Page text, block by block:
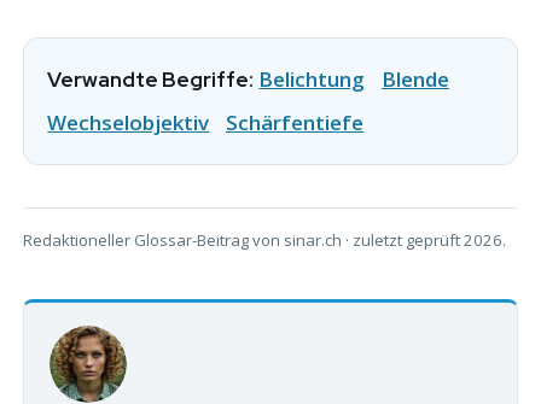
Verwandte Begriffe: Belichtung
Blende
Wechselobjektiv
Schärfentiefe
Redaktioneller Glossar-Beitrag von sinar.ch · zuletzt geprüft 2026.